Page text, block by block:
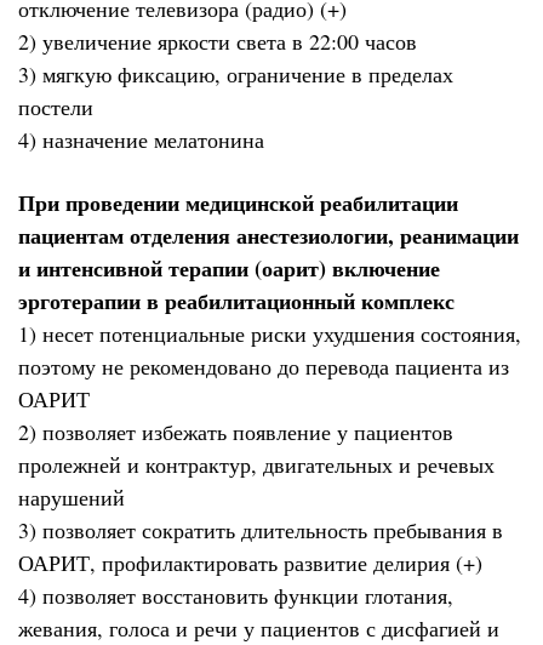
отключение телевизора (радио) (+)
2) увеличение яркости света в 22:00 часов
3) мягкую фиксацию, ограничение в пределах
постели
4) назначение мелатонина
При проведении медицинской реабилитации
пациентам отделения анестезиологии, реанимации
и интенсивной терапии (оарит) включение
эрготерапии в реабилитационный комплекс
1) несет потенциальные риски ухудшения состояния,
поэтому не рекомендовано до перевода пациента из
ОАРИТ
2) позволяет избежать появление у пациентов
пролежней и контрактур, двигательных и речевых
нарушений
3) позволяет сократить длительность пребывания в
ОАРИТ, профилактировать развитие делирия (+)
4) позволяет восстановить функции глотания,
жевания, голоса и речи у пациентов с дисфагией и